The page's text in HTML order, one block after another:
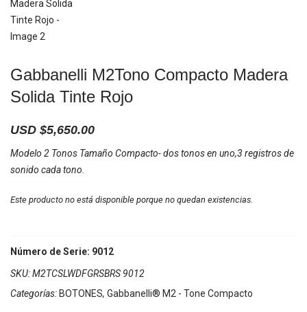
Gabbanelli M2Tono Compacto Madera
Solida Tinte Rojo
USD $5,650.00
Modelo 2 Tonos Tamaño Compacto- dos tonos en uno,3 registros de
sonido cada tono.
Este producto no está disponible porque no quedan existencias.
Número de Serie: 9012
SKU:M2TCSLWDFGRSBRS 9012
Categorías: BOTONES, Gabbanelli® M2 - Tone Compacto